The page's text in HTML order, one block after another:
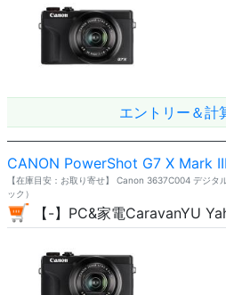
エントリー＆計
CANON PowerShot G7 X Mark
【在庫目安：お取り寄せ】 Canon 3637C004 デジ
ック）
【-】PC&家電CaravanYU